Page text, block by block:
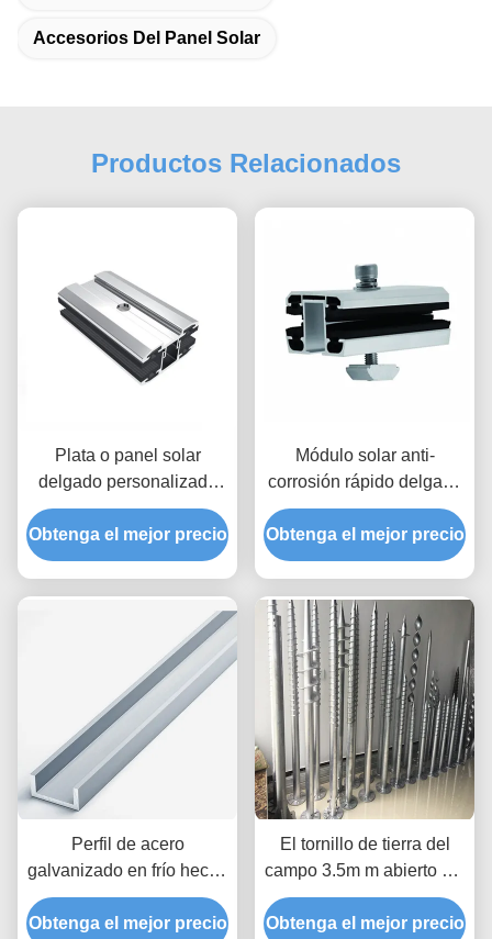
Accesorios Del Panel Solar
Productos Relacionados
Plata o panel solar
delgado personalizado
montaje entre / medio /
extremo abrazaderas
para sistemas de energía
Obtenga el mejor precio
Módulo solar anti-
corrosión rápido delgado
AL 6005
Obtenga el mejor precio
Perfil de acero
galvanizado en frío hecho
en fábrica para el Stent
de acero de la energía
Obtenga el mejor precio
El tornillo de tierra del
campo 3.5m m abierto del
grueso 2.75m m 3m m
llena el componente solar
Obtenga el mejor precio